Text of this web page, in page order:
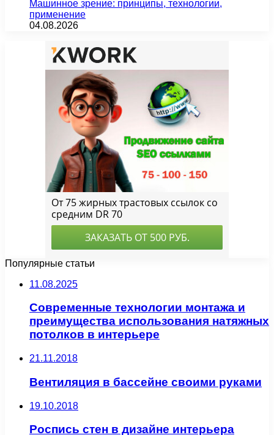
Машинное зрение: принципы, технологии,
применение
04.08.2026
Популярные статьи
11.08.2025
Современные технологии монтажа и
преимущества использования натяжных
потолков в интерьере
21.11.2018
Вентиляция в бассейне своими руками
19.10.2018
Роспись стен в дизайне интерьера